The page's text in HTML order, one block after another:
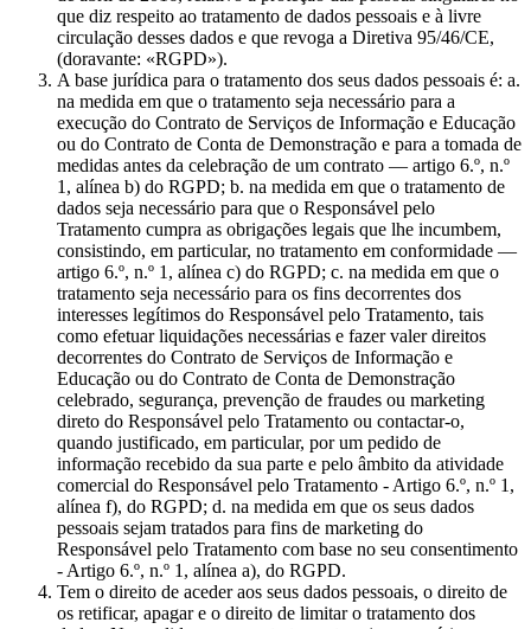
que diz respeito ao tratamento de dados pessoais e à livre
circulação desses dados e que revoga a Diretiva 95/46/CE,
(doravante: «RGPD»).
A base jurídica para o tratamento dos seus dados pessoais é: a.
na medida em que o tratamento seja necessário para a
execução do Contrato de Serviços de Informação e Educação
ou do Contrato de Conta de Demonstração e para a tomada de
medidas antes da celebração de um contrato — artigo 6.º, n.º
1, alínea b) do RGPD; b. na medida em que o tratamento de
dados seja necessário para que o Responsável pelo
Tratamento cumpra as obrigações legais que lhe incumbem,
consistindo, em particular, no tratamento em conformidade —
artigo 6.º, n.º 1, alínea c) do RGPD; c. na medida em que o
tratamento seja necessário para os fins decorrentes dos
interesses legítimos do Responsável pelo Tratamento, tais
como efetuar liquidações necessárias e fazer valer direitos
decorrentes do Contrato de Serviços de Informação e
Educação ou do Contrato de Conta de Demonstração
celebrado, segurança, prevenção de fraudes ou marketing
direto do Responsável pelo Tratamento ou contactar-o,
quando justificado, em particular, por um pedido de
informação recebido da sua parte e pelo âmbito da atividade
comercial do Responsável pelo Tratamento - Artigo 6.º, n.º 1,
alínea f), do RGPD; d. na medida em que os seus dados
pessoais sejam tratados para fins de marketing do
Responsável pelo Tratamento com base no seu consentimento
- Artigo 6.º, n.º 1, alínea a), do RGPD.
Tem o direito de aceder aos seus dados pessoais, o direito de
os retificar, apagar e o direito de limitar o tratamento dos